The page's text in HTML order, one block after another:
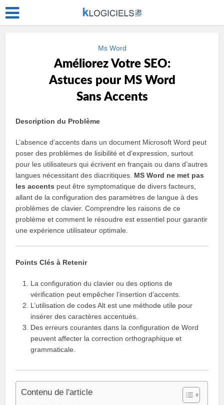
Ms Word
Améliorez Votre SEO:
Astuces pour MS Word
Sans Accents
Description du Problème
L’absence d’accents dans un document Microsoft Word peut
poser des problèmes de lisibilité et d’expression, surtout
pour les utilisateurs qui écrivent en français ou dans d’autres
langues nécessitant des diacritiques. MS Word ne met pas
les accents peut être symptomatique de divers facteurs,
allant de la configuration des paramètres de langue à des
problèmes de clavier. Comprendre les raisons de ce
problème et comment le résoudre est essentiel pour garantir
une expérience utilisateur optimale.
Points Clés à Retenir
La configuration du clavier ou des options de
vérification peut empêcher l’insertion d’accents.
L’utilisation de codes Alt est une méthode utile pour
insérer des caractères accentués.
Des erreurs courantes dans la configuration de Word
peuvent affecter la correction orthographique et
grammaticale.
Contenu de l'article